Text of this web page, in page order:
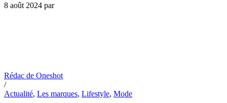
8 août 2024 par
Rédac de Oneshot
/
Actualité, Les marques, Lifestyle, Mode